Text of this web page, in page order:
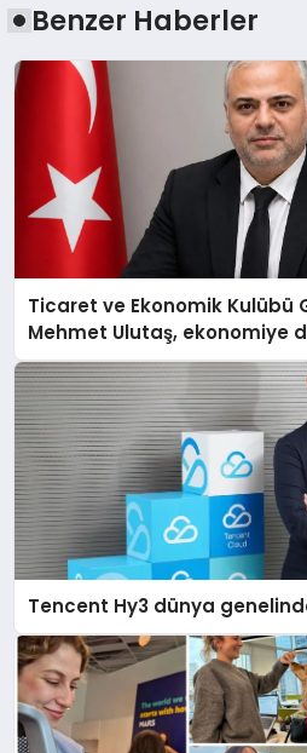
Benzer Haberler
Ticaret ve Ekonomik Kulübü
Mehmet Ulutaş, ekonomiye
açıklamada şunları kaydetti:
Tencent Hy3 dünya